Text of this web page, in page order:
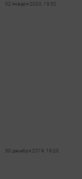
02 января 2020, 19:52
30 декабря 2019, 16:20